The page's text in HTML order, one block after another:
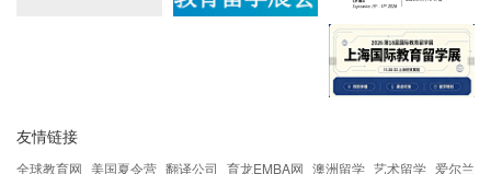
友情链接
全球教育网 美国夏令营 翻译公司 育龙EMBA网 澳洲留学 艺术留学 爱尔兰